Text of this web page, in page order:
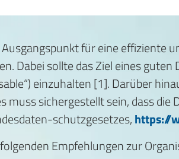
für eine effiziente
Dabei sollte das Ziel eines
einzuhalten [1]. Darüber
muss sichergestellt sein, dass
schutzgesetzes,https://
Empfehlungen zur